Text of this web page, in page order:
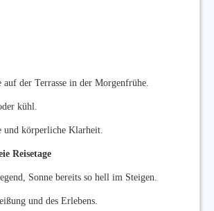
der Terrasse in der Morgenfrühe.
kühl.
und körperliche Klarheit.
Reisetage
Sonne bereits so hell im Steigen.
und des Erlebens.